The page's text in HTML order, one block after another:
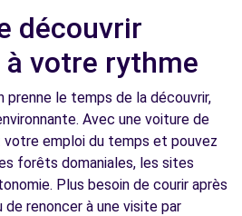
- BONDY (C)
4.0 km
découvrir
à votre rythme
prenne le temps de la découvrir,
Avec une voiture de
votre emploi du temps et pouvez
forêts domaniales, les sites
Plus besoin de courir après
renoncer à une visite par